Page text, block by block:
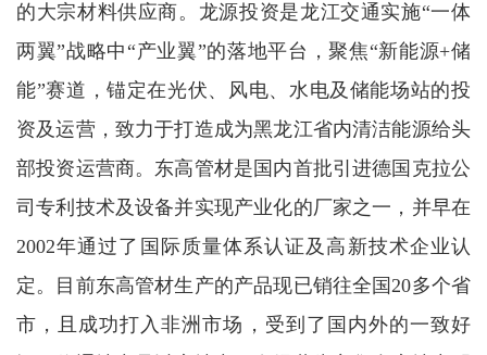
的大宗材料供应商。龙源投资是龙江交通实施“一体
两翼”战略中“产业翼”的落地平台，聚焦“新能源+储
能”赛道，锚定在光伏、风电、水电及储能场站的投
资及运营，致力于打造成为黑龙江省内清洁能源给头
部投资运营商。东高管材是国内首批引进德国克拉公
司专利技术及设备并实现产业化的厂家之一，并早在
2002年通过了国际质量体系认证及高新技术企业认
定。目前东高管材生产的产品现已销往全国20多个省
市，且成功打入非洲市场，受到了国内外的一致好